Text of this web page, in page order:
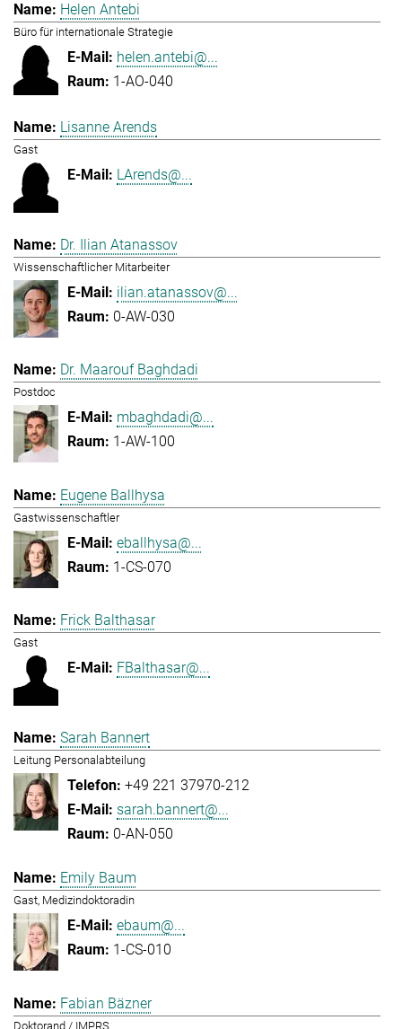
Helen Antebi
Büro für internationale Strategie
helen.antebi@...
1-AO-040
Lisanne Arends
Gast
LArends@...
Dr. Ilian Atanassov
Wissenschaftlicher Mitarbeiter
ilian.atanassov@...
0-AW-030
Dr. Maarouf Baghdadi
Postdoc
mbaghdadi@...
1-AW-100
Eugene Ballhysa
Gastwissenschaftler
eballhysa@...
1-CS-070
Frick Balthasar
Gast
FBalthasar@...
Sarah Bannert
Leitung Personalabteilung
+49 221 37970-212
sarah.bannert@...
0-AN-050
Emily Baum
Gast, Medizindoktoradin
ebaum@...
1-CS-010
Fabian Bäzner
Doktorand / IMPRS